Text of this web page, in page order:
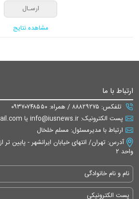
مشاهده نتایج
ارتباط با ما
تلفکس: ۸۸۸۲۹۲۷۵ / همراه: ۰۹۳۷۰۷۴۸۵۵۰
پست الکترونیک: info@iusnews.ir یا eiusnews@gmail.com
ارتباط با مدیرمسئول: مسلم خلخال
واحد ۲